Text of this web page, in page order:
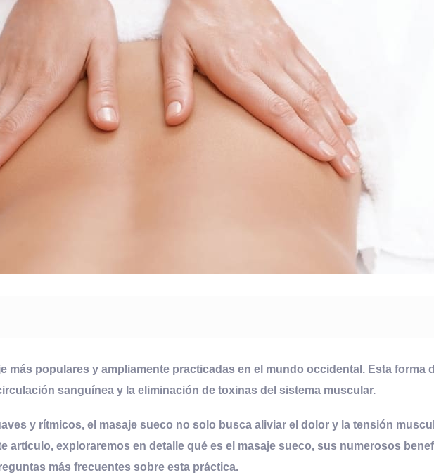
más populares y ampliamente practicadas en el mundo occidental . Esta forma
sanguínea y la eliminación de toxinas del sistema muscular.
y rítmicos, el masaje sueco no solo busca aliviar el dolor y la tensión
artículo, exploraremos en detalle qué es el masaje sueco, sus numerosos
más frecuentes sobre esta práctica.